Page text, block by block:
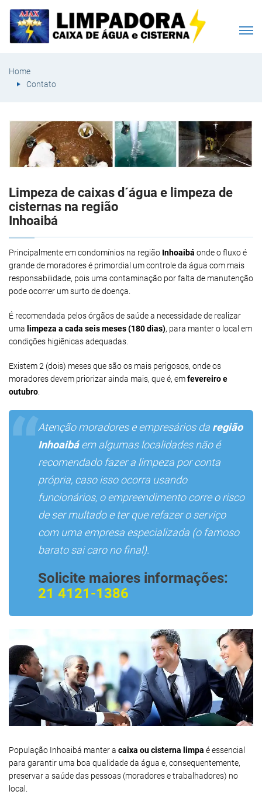
Home
Contato
Limpeza de caixas d´água e limpeza de
cisternas na região
Inhoaibá
Principalmente em condomínios na região Inhoaibá onde o fluxo é
grande de moradores é primordial um controle da água com mais
responsabilidade, pois uma contaminação por falta de manutenção
pode ocorrer um surto de doença.
É recomendada pelos órgãos de saúde a necessidade de realizar
uma limpeza a cada seis meses (180 dias), para manter o local em
condições higiênicas adequadas.
Existem 2 (dois) meses que são os mais perigosos, onde os
moradores devem priorizar ainda mais, que é, emfevereiro e
outubro
Atenção moradores e empresários da região
Inhoaibáem algumas localidades não é
recomendado fazer a limpeza por conta
própria, caso isso ocorra usando
funcionários, o empreendimento corre o risco
de ser multado e ter que refazer o serviço
com uma empresa especializada (o famoso
barato sai caro no final).
Solicite maiores informações:
21 4121-1386
População Inhoaibá manter a caixa ou cisterna limpa é essencial
para garantir uma boa qualidade da água e, consequentemente,
preservar a saúde das pessoas (moradores e trabalhadores) no
local.